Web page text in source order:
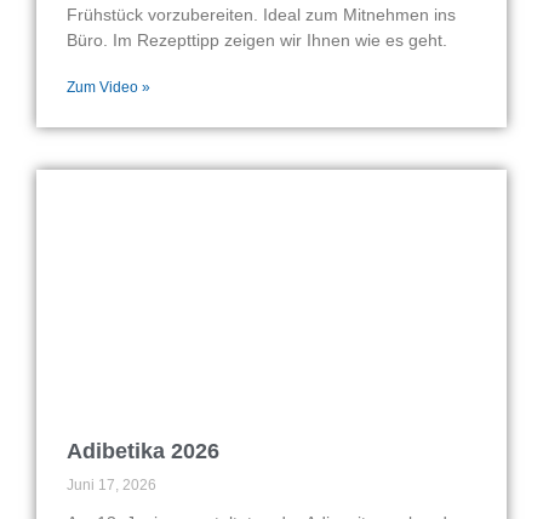
Frühstück vorzubereiten. Ideal zum Mitnehmen ins
Büro. Im Rezepttipp zeigen wir Ihnen wie es geht.
Zum Video »
Adibetika 2026
Juni 17, 2026